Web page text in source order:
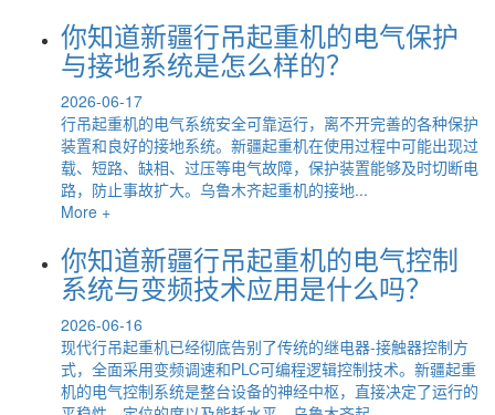
你知道新疆行吊起重机的电气保护
与接地系统是怎么样的？
2026-06-17
行吊起重机的电气系统安全可靠运行，离不开完善的各种保护
装置和良好的接地系统。新疆起重机在使用过程中可能出现过
载、短路、缺相、过压等电气故障，保护装置能够及时切断电
路，防止事故扩大。乌鲁木齐起重机的接地...
More +
你知道新疆行吊起重机的电气控制
系统与变频技术应用是什么吗？
2026-06-16
现代行吊起重机已经彻底告别了传统的继电器-接触器控制方
式，全面采用变频调速和PLC可编程逻辑控制技术。新疆起重
机的电气控制系统是整台设备的神经中枢，直接决定了运行的